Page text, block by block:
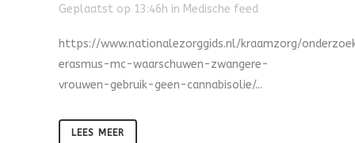
Geplaatst op 13:46h in Medische feed
https://www.nationalezorggids.nl/kraamzorg/
erasmus-mc-waarschuwen-zwangere-
vrouwen-gebruik-geen-cannabisolie/...
LEES MEER